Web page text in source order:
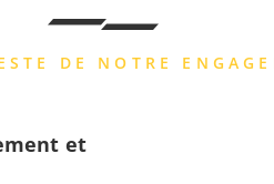
DE NOTRE
et